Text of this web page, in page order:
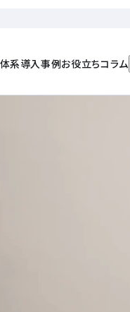
系導入事例お役立ちコラム
代金の未回収リスクを